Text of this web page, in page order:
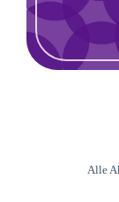
Alle